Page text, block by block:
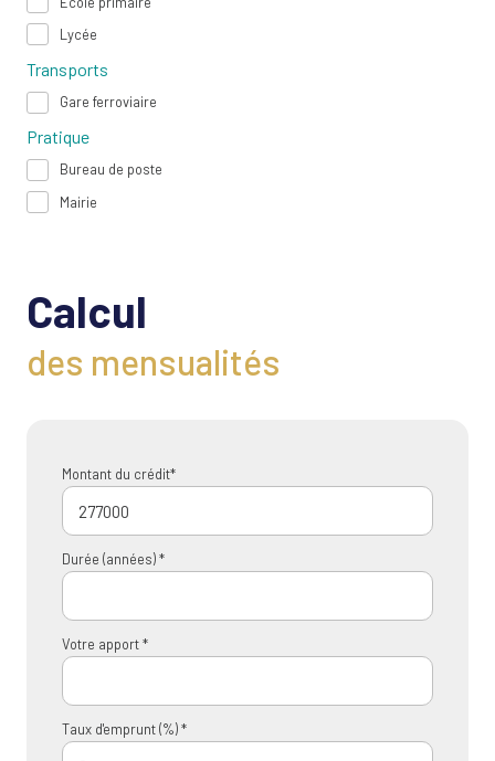
Lycée
Transports
Gare ferroviaire
Pratique
Bureau de poste
Mairie
Calcul
des mensualités
Montant du crédit*
Durée (années) *
Votre apport *
Taux d'emprunt (%) *